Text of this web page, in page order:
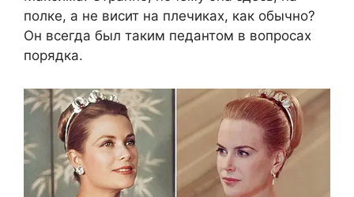
полке, а не висит на плечиках, как обычно?
Он всегда был таким педантом в вопросах
порядка.